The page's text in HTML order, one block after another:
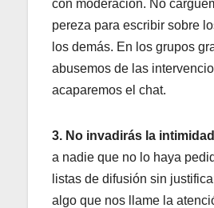
con moderación. No
pereza para escribir sobre
los demás. En los grupos
abusemos de las
acaparemos el chat.
3. No invadirás la intimidad
a nadie que no lo haya
listas de difusión sin
algo que nos llame la